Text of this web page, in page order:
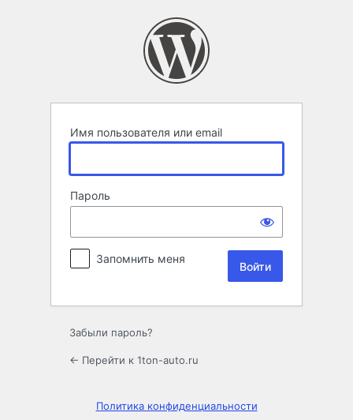
Имя пользователя или email
Пароль
Запомнить меня
Забыли пароль?
← Перейти к 1ton-auto.ru
Политика конфиденциальности